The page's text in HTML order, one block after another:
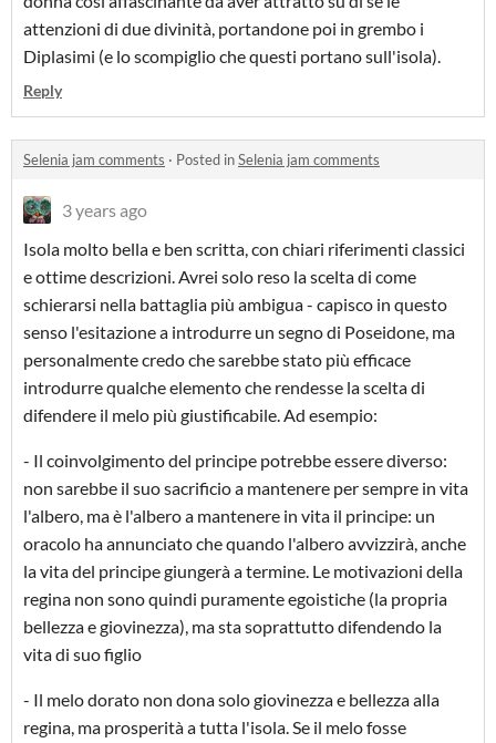
attenzioni di due divinità, portandone poi in grembo i
Diplasimi (e lo scompiglio che questi portano sull'isola).
Reply
Selenia jam comments · Posted inSelenia jam comments
3 years ago
Isola molto bella e ben scritta, con chiari riferimenti classici
e ottime descrizioni. Avrei solo reso la scelta di come
schierarsi nella battaglia più ambigua - capisco in questo
senso l'esitazione a introdurre un segno di Poseidone, ma
personalmente credo che sarebbe stato più efficace
introdurre qualche elemento che rendesse la scelta di
difendere il melo più giustificabile. Ad esempio:
- Il coinvolgimento del principe potrebbe essere diverso:
non sarebbe il suo sacrificio a mantenere per sempre in vita
l'albero, ma è l'albero a mantenere in vita il principe: un
oracolo ha annunciato che quando l'albero avvizzirà, anche
la vita del principe giungerà a termine. Le motivazioni della
regina non sono quindi puramente egoistiche (la propria
bellezza e giovinezza), ma sta soprattutto difendendo la
vita di suo figlio
- Il melo dorato non dona solo giovinezza e bellezza alla
regina, ma prosperità a tutta l'isola. Se il melo fosse